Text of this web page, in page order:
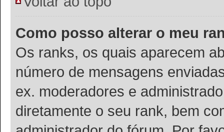
Como posso alterar o meu
Os ranks, os quais aparecem
número de mensagens
ex. moderadores e
diretamente o seu rank, bem